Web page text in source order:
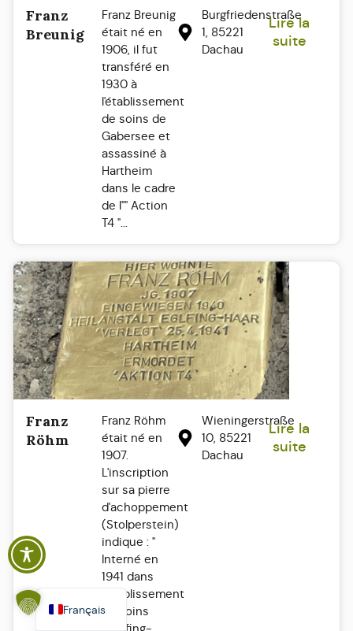
Franz
Breunig
Franz Breunig
était né en
1906, il fut
transféré en
1930 à
l'établissement
de soins de
Gabersee et
assassiné à
Hartheim
dans le cadre
de l"" Action
T4 "...
Burgfriedenstraße
1, 85221
Dachau
Lire la
suite
Franz
Röhm
Franz Röhm
était né en
1907.
L'inscription
sur sa pierre
d'achoppement
(Stolperstein)
indique : "
Interné en
1941 dans
l'établissement
de soins
Wieningerstraße
10, 85221
Dachau
Lire la
suite
Français
Deutsch
Español